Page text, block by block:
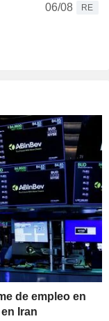
06/08
RE
de empleo en
Iran